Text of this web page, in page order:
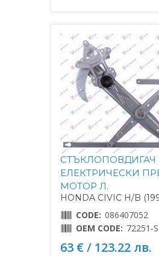
СТЪКЛОПОВДИГАЧ
ЕЛЕКТРИЧЕСКИ
МОТОР Л.
HONDA CIVIC H/B
CODE: 086407052
OEM CODE: 72251-
63 € / 123.22 лв.